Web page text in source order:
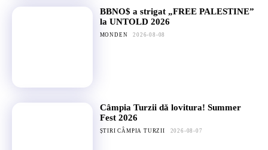
BBNO$ a strigat „FREE PALESTINE”
la UNTOLD 2026
MONDEN 2026-08-08
Câmpia Turzii dă lovitura! Summer
Fest 2026
ȘTIRI CÂMPIA TURZII 2026-08-07